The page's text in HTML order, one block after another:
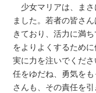
少女マリアは、まさ
ました。若者の皆さ
きており、活力に満
をよりよくするため
実に力を注いでくだ
任をゆだね、勇気を
さんも、その責任を